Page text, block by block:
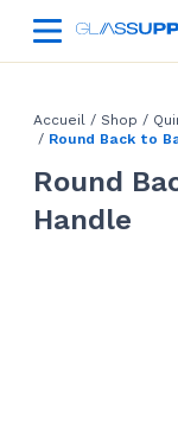
Accueil / Shop /
/ Round Back to
Round
Handle